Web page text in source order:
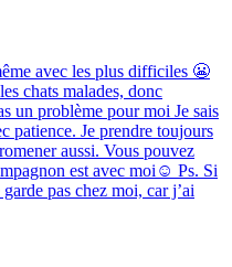
avec les plus difficiles 😬
chats malades, donc
un problème pour moi Je sais
patience. Je prendre toujours
aussi. Vous pouvez
est avec moi☺️ Ps. Si
pas chez moi, car j’ai